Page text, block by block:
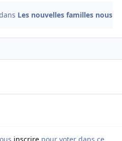
Les nouvelles familles nous